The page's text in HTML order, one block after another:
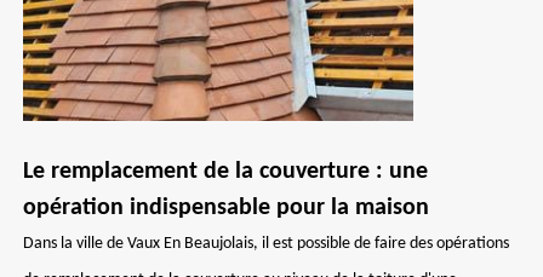
Le remplacement de la couverture : une
opération indispensable pour la maison
Dans la ville de Vaux En Beaujolais, il est possible de faire des opérations